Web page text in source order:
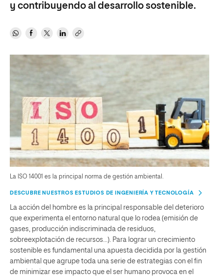
y contribuyendo al desarrollo sostenible.
La ISO 14001 es la principal norma de gestión ambiental.
DESCUBRE NUESTROS ESTUDIOS DE INGENIERÍA Y TECNOLOGÍA
La acción del hombre es la principal responsable del deterioro
que experimenta el entorno natural que lo rodea (emisión de
gases, producción indiscriminada de residuos,
sobreexplotación de recursos…). Para lograr un crecimiento
sostenible es fundamental una apuesta decidida por la gestión
ambiental que agrupe toda una serie de estrategias con el fin
de minimizar ese impacto que el ser humano provoca en el